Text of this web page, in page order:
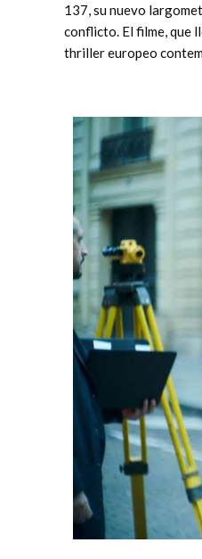
137, su nuevo
conflicto. El filme, que
thriller europeo